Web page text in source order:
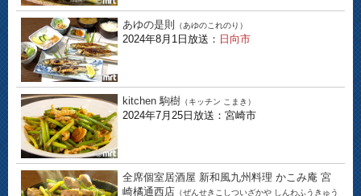
あゆの是則 （あゆのこれのり）
2024年8月1日放送： 日向市
kitchen 駒樹 （キッチン こまき）
2024年7月25日放送：宮崎市
全席個室居酒屋 新和風九州料理 かこみ庵 宮
崎橘通西店 （ぜんせきこしついざかや しんわふうきゅう